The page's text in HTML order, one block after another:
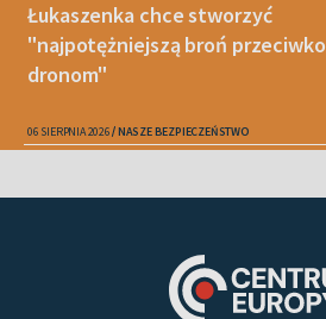
Łukaszenka chce stworzyć
"najpotężniejszą broń przeciwko
dronom"
06 SIERPNIA 2026 NASZE BEZPIECZEŃSTWO